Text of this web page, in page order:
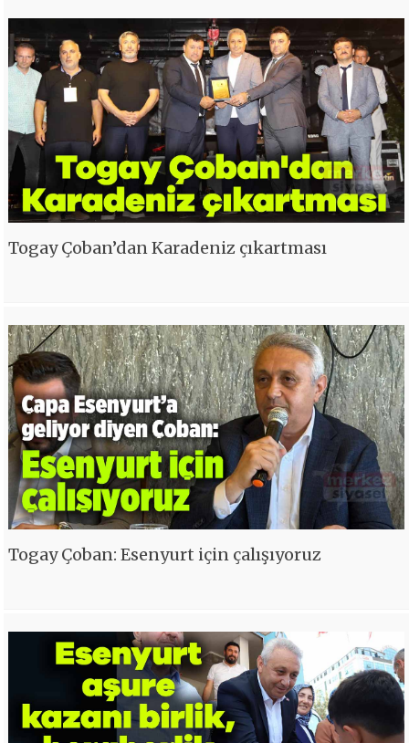
Togay Çoban’dan Karadeniz çıkartması
Togay Çoban: Esenyurt için çalışıyoruz